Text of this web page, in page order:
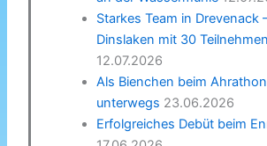
Starkes Team in Drevenack
Dinslaken mit 30
12.07.2026
Als Bienchen beim
unterwegs 23.06.2026
Erfolgreiches Debüt beim